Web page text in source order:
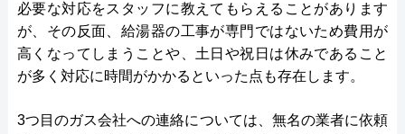
必要な対応をスタッフに教えてもらえることがあります
が、その反面、給湯器の工事が専門ではないため費用が
高くなってしまうことや、土日や祝日は休みであること
が多く対応に時間がかかるといった点も存在します。
3つ目のガス会社への連絡については、無名の業者に依頼